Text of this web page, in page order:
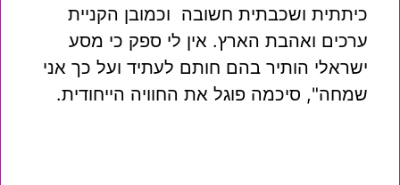
כיתתית ושכבתית חשובה וכמובן הקניית
ערכים ואהבת הארץ. אין לי ספק כי מסע
ישראלי הותיר בהם חותם לעתיד ועל כך אני
שמחה", סיכמה פוגל את החוויה הייחודית.